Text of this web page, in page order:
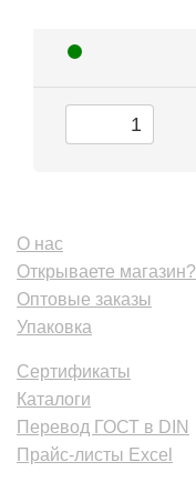
О нас
Открываете магазин?
Оптовые заказы
Упаковка
Сертификаты
Каталоги
Перевод ГОСТ в DIN
Прайс-листы Excel